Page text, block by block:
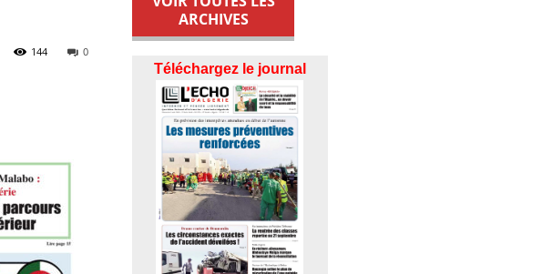
0
144
ARCHIVES